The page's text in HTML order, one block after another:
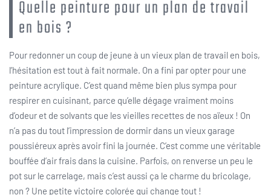
Quelle peinture pour un plan de travail
en bois ?
Pour redonner un coup de jeune à un vieux plan de travail en bois,
l’hésitation est tout à fait normale. On a fini par opter pour une
peinture acrylique. C’est quand même bien plus sympa pour
respirer en cuisinant, parce qu’elle dégage vraiment moins
d’odeur et de solvants que les vieilles recettes de nos aïeux ! On
n’a pas du tout l’impression de dormir dans un vieux garage
poussiéreux après avoir fini la journée. C’est comme une véritable
bouffée d’air frais dans la cuisine. Parfois, on renverse un peu le
pot sur le carrelage, mais c’est aussi ça le charme du bricolage,
non ? Une petite victoire colorée qui change tout !